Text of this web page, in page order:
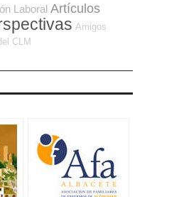
Laboral Artículos
Amigos
CLM